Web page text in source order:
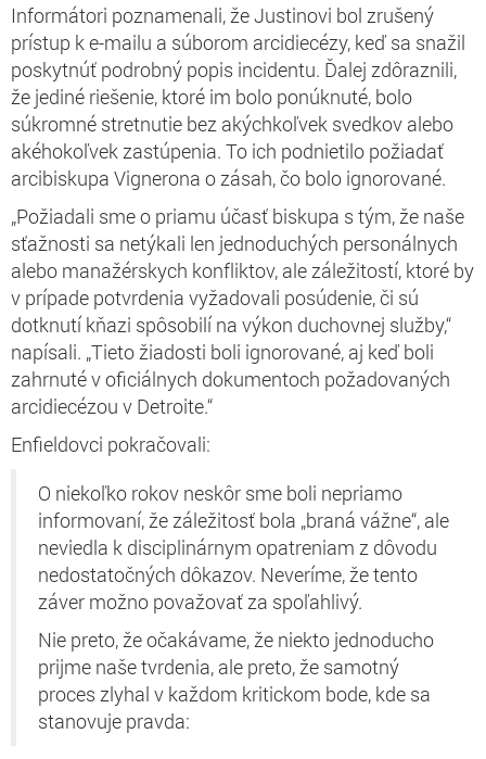
Informátori poznamenali, že Justinovi bol zrušený
prístup k e-mailu a súborom arcidiecézy, keď sa snažil
poskytnúť podrobný popis incidentu. Ďalej zdôraznili,
že jediné riešenie, ktoré im bolo ponúknuté, bolo
súkromné stretnutie bez akýchkoľvek svedkov alebo
akéhokoľvek zastúpenia. To ich podnietilo požiadať
arcibiskupa Vignerona o zásah, čo bolo ignorované.
„Požiadali sme o priamu účasť biskupa s tým, že naše
sťažnosti sa netýkali len jednoduchých personálnych
alebo manažérskych konfliktov, ale záležitostí, ktoré by
v prípade potvrdenia vyžadovali posúdenie, či sú
dotknutí kňazi spôsobilí na výkon duchovnej služby,“
napísali. „Tieto žiadosti boli ignorované, aj keď boli
zahrnuté v oficiálnych dokumentoch požadovaných
arcidiecézou v Detroite.“
Enfieldovci pokračovali:
O niekoľko rokov neskôr sme boli nepriamo
informovaní, že záležitosť bola „braná vážne“, ale
neviedla k disciplinárnym opatreniam z dôvodu
nedostatočných dôkazov. Neveríme, že tento
záver možno považovať za spoľahlivý.
Nie preto, že očakávame, že niekto jednoducho
prijme naše tvrdenia, ale preto, že samotný
proces zlyhal v každom kritickom bode, kde sa
stanovuje pravda: